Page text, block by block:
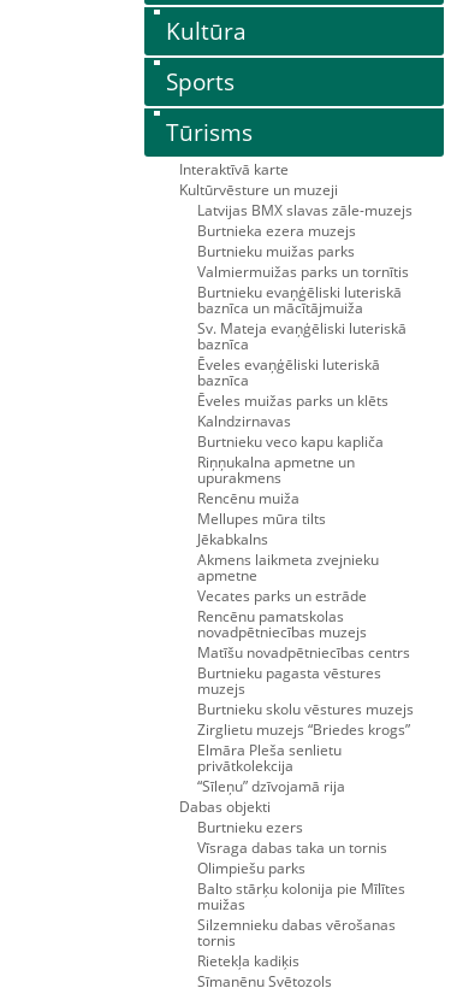
Kultūra
Sports
Tūrisms
Interaktīvā karte
Kultūrvēsture un muzeji
Latvijas BMX slavas zāle-muzejs
Burtnieka ezera muzejs
Burtnieku muižas parks
Valmiermuižas parks un tornītis
Burtnieku evaņģēliski luteriskā
baznīca un mācītājmuiža
Sv. Mateja evaņģēliski luteriskā
baznīca
Ēveles evaņģēliski luteriskā
baznīca
Ēveles muižas parks un klēts
Kalndzirnavas
Burtnieku veco kapu kapliča
Riņņukalna apmetne un
upurakmens
Rencēnu muiža
Mellupes mūra tilts
Jēkabkalns
Akmens laikmeta zvejnieku
apmetne
Vecates parks un estrāde
Rencēnu pamatskolas
novadpētniecības muzejs
Matīšu novadpētniecības centrs
Burtnieku pagasta vēstures
muzejs
Burtnieku skolu vēstures muzejs
Zirglietu muzejs “Briedes krogs”
Elmāra Pleša senlietu
privātkolekcija
“Sīleņu” dzīvojamā rija
Dabas objekti
Burtnieku ezers
Vīsraga dabas taka un tornis
Olimpiešu parks
Balto stārķu kolonija pie Mīlītes
muižas
Silzemnieku dabas vērošanas
tornis
Rietekļa kadiķis
Sīmanēnu Svētozols